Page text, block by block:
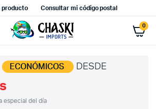
producto Consultar mi código postal
0
ECONÓMICOS DESDE
especial del día